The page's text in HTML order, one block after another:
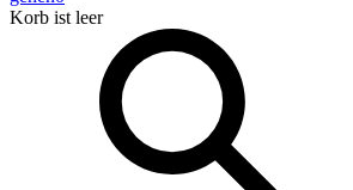
Korb ist leer